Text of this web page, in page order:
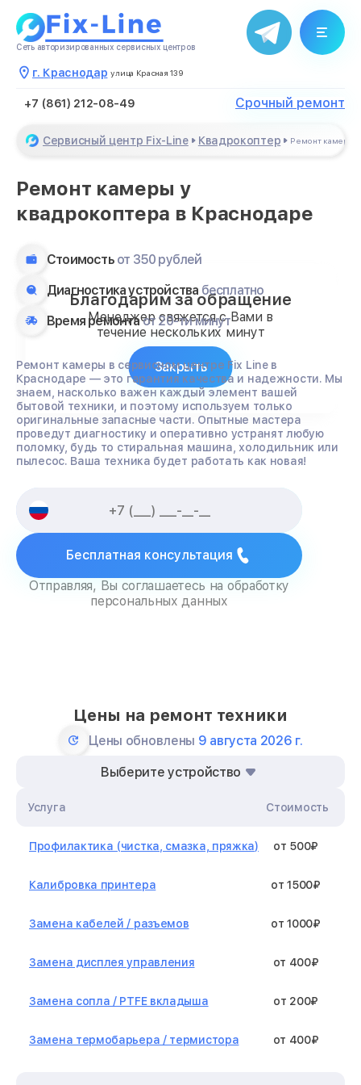
Сеть авторизированных сервисных центров
г. Краснодар улица Красная 139
+7 (861) 212-08-49 Срочный ремонт
Сервисный центр Fix-Line Квадрокоптер Ремонт камеры
Ремонт камеры у
квадрокоптера в Краснодаре
Стоимость от 350 рублей
Диагностика устройства бесплатно
Время ремонта от 20-ти минут
Ремонт камеры в сервисном центре Fix Line в
Краснодаре — это гарантия качества и надежности. Мы
знаем, насколько важен каждый элемент вашей
бытовой техники, и поэтому используем только
оригинальные запасные части. Опытные мастера
проведут диагностику и оперативно устранят любую
поломку, будь то стиральная машина, холодильник или
пылесос. Ваша техника будет работать как новая!
Бесплатная консультация
Отправляя, Вы соглашаетесь на обработку
персональных данных
Цены на ремонт техники
Цены обновлены 9 августа 2026 г.
Выберите устройство
Услуга Стоимость
Профилактика (чистка, смазка, пряжка) от 500₽
Калибровка принтера от 1500₽
Замена кабелей / разъемов от 1000₽
Замена дисплея управления от 400₽
Замена сопла / PTFE вкладыша от 200₽
Замена термобарьера / термистора от 400₽
Благодарим за обращение
Менеджер свяжется с Вами в
течение нескольких минут
Закрыть